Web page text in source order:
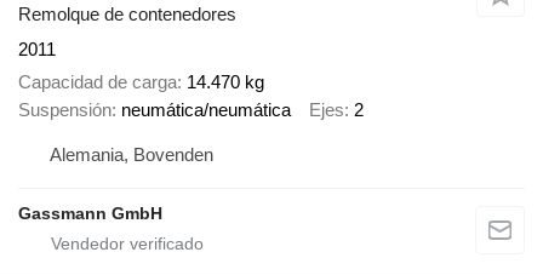
Remolque de contenedores
2011
Capacidad de carga 14.470 kg
Suspensión neumática/neumática Ejes 2
Alemania, Bovenden
Gassmann GmbH